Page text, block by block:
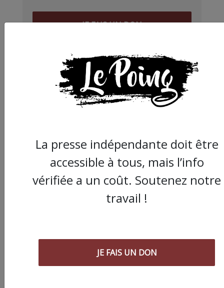
JE FAIS UN DON
ARTICLE SUIVANT :
La presse indépendante doit être
accessible à tous, mais l’info
vérifiée a un coût. Soutenez notre
travail !
JE FAIS UN DON